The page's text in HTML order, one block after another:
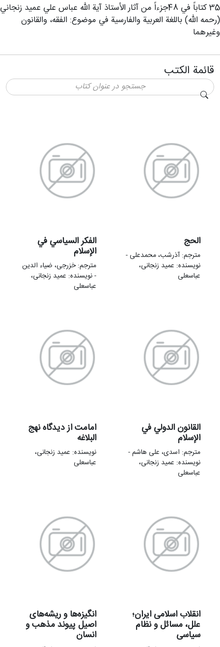
35 كتاباً في 48جزءاً من آثار الأستاذ آية الله عباس علي عميد زنجاني
(رحمه الله) باللغة العربية والفارسية في موضوع: الفقه، والقانون
وغيرهما
قائمة الكتب
الحج
مترجم: آذرشب، محمدعلی -
نویسنده: عمید زنجانی،
عباسعلی
الفکر السیاسي في
الإسلام
مترجم: خزرجی، ضیاء الدین
- نویسنده: عمید زنجانی،
عباسعلی
القانون الدولي في
الإسلام
مترجم: اسدی، علی هاشم -
نویسنده: عمید زنجانی،
عباسعلی
امامت از ديدگاه نهج
البلاغه
نویسنده: عمید زنجانی،
عباسعلی
انقلاب اسلامی ایران؛
علل، مسائل و نظام
سیاسی
انگیزه‌ها و ریشه‌های
اصیل پیوند مذهب و
انسان